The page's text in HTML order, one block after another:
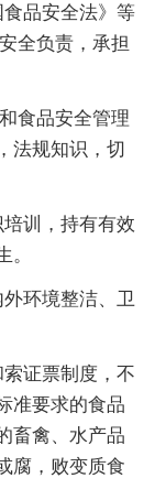
品安全法》等
全负责，承担
食品安全管理
法规知识，切
训，持有有效
。
环境整洁、卫
证票制度，不
准要求的食品
畜禽、水产品
腐，败变质食